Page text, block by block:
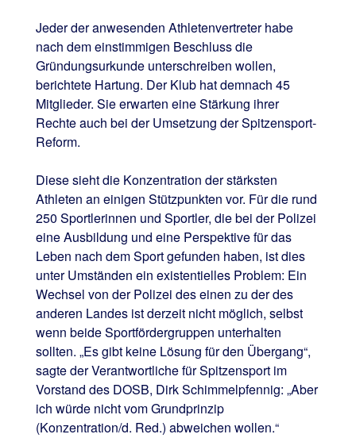
Jeder der anwesenden Athletenvertreter habe
nach dem einstimmigen Beschluss die
Gründungsurkunde unterschreiben wollen,
berichtete Hartung. Der Klub hat demnach 45
Mitglieder. Sie erwarten eine Stärkung ihrer
Rechte auch bei der Umsetzung der Spitzensport-
Reform.
Diese sieht die Konzentration der stärksten
Athleten an einigen Stützpunkten vor. Für die rund
250 Sportlerinnen und Sportler, die bei der Polizei
eine Ausbildung und eine Perspektive für das
Leben nach dem Sport gefunden haben, ist dies
unter Umständen ein existentielles Problem: Ein
Wechsel von der Polizei des einen zu der des
anderen Landes ist derzeit nicht möglich, selbst
wenn beide Sportfördergruppen unterhalten
sollten. „Es gibt keine Lösung für den Übergang“,
sagte der Verantwortliche für Spitzensport im
Vorstand des DOSB, Dirk Schimmelpfennig: „Aber
ich würde nicht vom Grundprinzip
(Konzentration/d. Red.) abweichen wollen.“